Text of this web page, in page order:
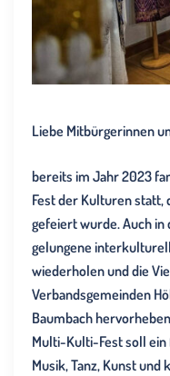
Liebe Mitbürgerinnen
bereits im Jahr 2023
Fest der Kulturen statt,
gefeiert wurde. Auch
gelungene
wiederholen und die
Verbandsgemeinden
Baumbach
Multi-Kulti-Fest soll
Musik, Tanz, Kunst